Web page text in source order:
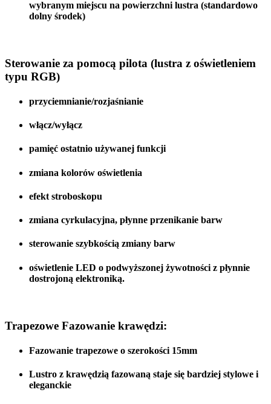
wybranym miejscu na powierzchni lustra (standardowo
dolny środek)
Sterowanie za pomocą pilota (lustra z oświetleniem
typu RGB)
przyciemnianie/rozjaśnianie
włącz/wyłącz
pamięć ostatnio używanej funkcji
zmiana kolorów oświetlenia
efekt stroboskopu
zmiana cyrkulacyjna, płynne przenikanie barw
sterowanie szybkością zmiany barw
oświetlenie LED o podwyższonej żywotności z płynnie
dostrojoną elektroniką.
Trapezowe Fazowanie krawędzi:
Fazowanie trapezowe o szerokości 15mm
Lustro z krawędzią fazowaną staje się bardziej stylowe i
eleganckie